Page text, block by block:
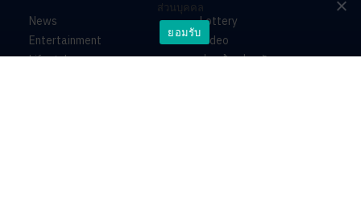
News
Entertainment
Lifestyle
Lottery
Video
ร่วมด้วยช่วยกัน
ส่วนบุคคล
ยอมรับ